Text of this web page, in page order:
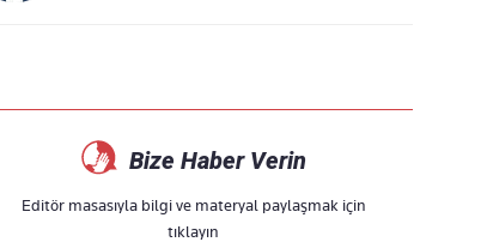
Bize Haber Verin
Editör masasıyla bilgi ve materyal paylaşmak için
tıklayın